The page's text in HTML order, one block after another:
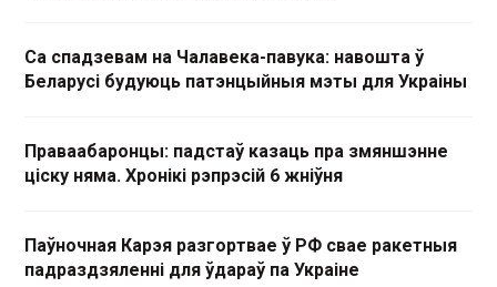
Са спадзевам на Чалавека-павука: навошта ў
Беларусі будуюць патэнцыйныя мэты для Украіны
Праваабаронцы: падстаў казаць пра змяншэнне
ціску няма. Хронікі рэпрэсій 6 жніўня
Паўночная Карэя разгортвае ў РФ свае ракетныя
падраздзяленні для ўдараў па Украіне